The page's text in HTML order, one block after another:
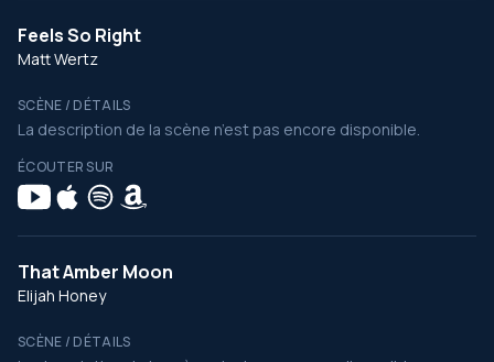
Feels So Right
Matt Wertz
SCÈNE / DÉTAILS
La description de la scène n’est pas encore disponible.
ÉCOUTER SUR
That Amber Moon
Elijah Honey
SCÈNE / DÉTAILS